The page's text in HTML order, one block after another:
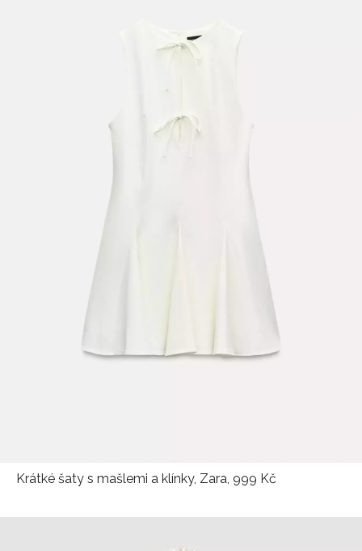
Krátké šaty s mašlemi a klínky, Zara, 999 Kč